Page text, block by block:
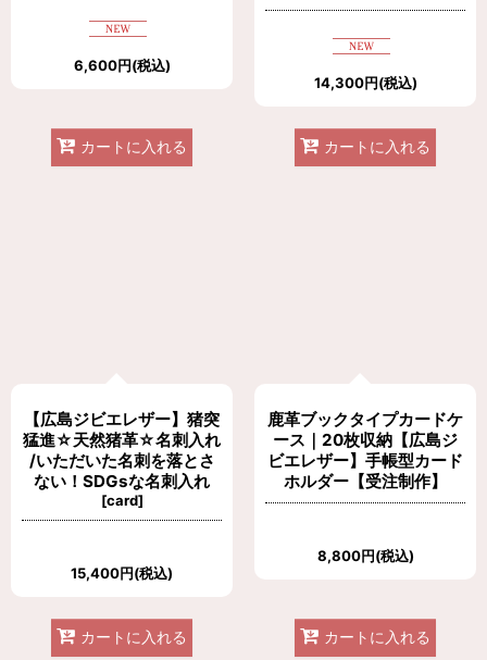
6,600円(税込)
カートに入れる
14,300円(税込)
カートに入れる
【広島ジビエレザー】猪突
猛進☆天然猪革☆名刺入れ
/いただいた名刺を落とさ
ない！SDGsな名刺入れ
[card]
15,400円(税込)
カートに入れる
鹿革ブックタイプカードケ
ース｜20枚収納【広島ジ
ビエレザー】手帳型カード
ホルダー【受注制作】
8,800円(税込)
カートに入れる